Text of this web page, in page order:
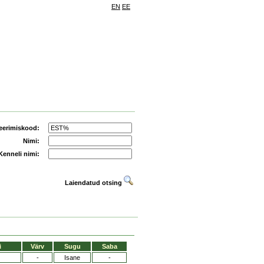
EN EE
Nimi:
nimi:
Laiendatud otsing
Värv Sugu
Saba
- Isane -